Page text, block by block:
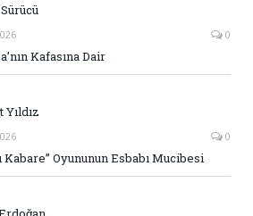
0
Kafasına Dair
Yıldız
0
Kabare” Oyununun Esbabı Mucibesi